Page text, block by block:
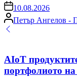
on 10.08.2026
Posted
by
Петър Ангелов -
AIoT
портфолиото